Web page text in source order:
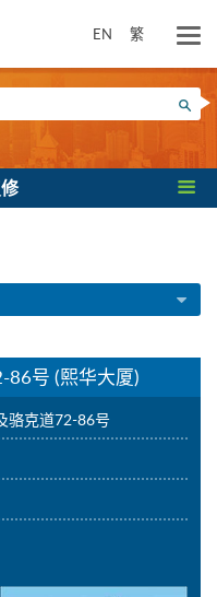
EN 繁
搜寻
号 (熙华大厦)
骆克道72-86号